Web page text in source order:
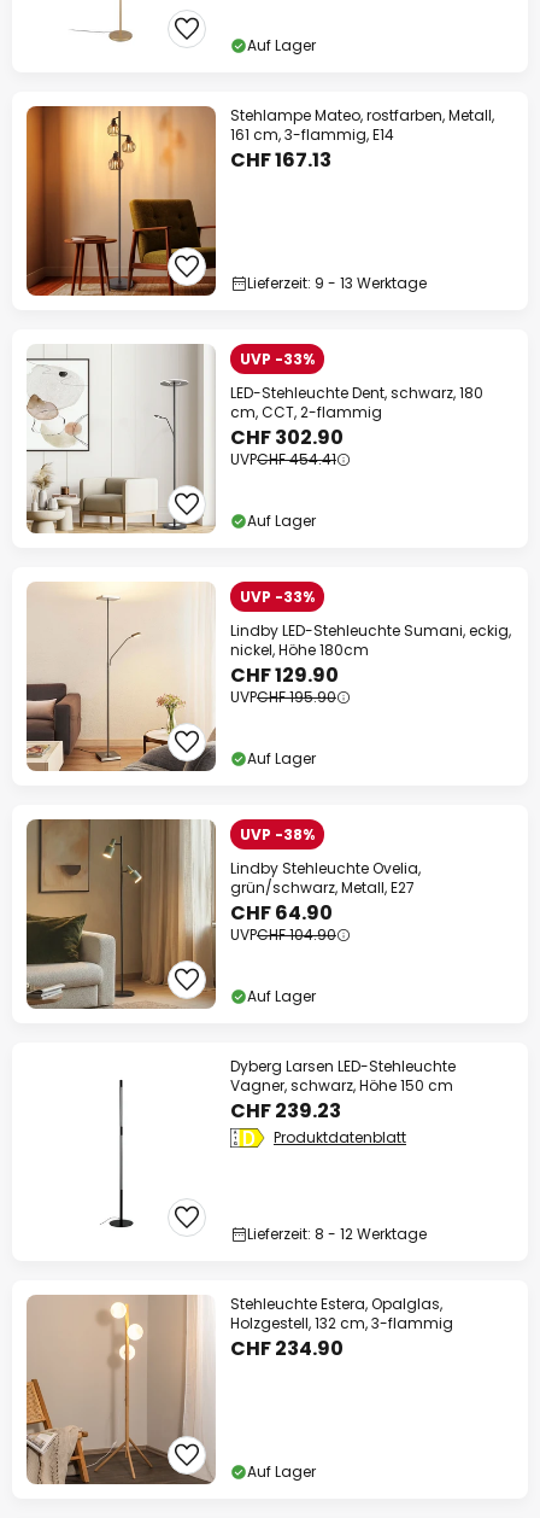
Auf Lager
Stehlampe Mateo, rostfarben, Metall,
161 cm, 3-flammig, E14
CHF 167.13
Lieferzeit: 9 - 13 Werktage
UVP -33%
LED-Stehleuchte Dent, schwarz, 180
cm, CCT, 2-flammig
CHF 302.90
UVPCHF 454.41
Auf Lager
UVP -33%
Lindby LED-Stehleuchte Sumani, eckig,
nickel, Höhe 180cm
CHF 129.90
UVPCHF 195.90
Auf Lager
UVP -38%
Lindby Stehleuchte Ovelia,
grün/schwarz, Metall, E27
CHF 64.90
UVPCHF 104.90
Auf Lager
Dyberg Larsen LED-Stehleuchte
Vagner, schwarz, Höhe 150 cm
CHF 239.23
Produktdatenblatt
Lieferzeit: 8 - 12 Werktage
Stehleuchte Estera, Opalglas,
Holzgestell, 132 cm, 3-flammig
CHF 234.90
Auf Lager